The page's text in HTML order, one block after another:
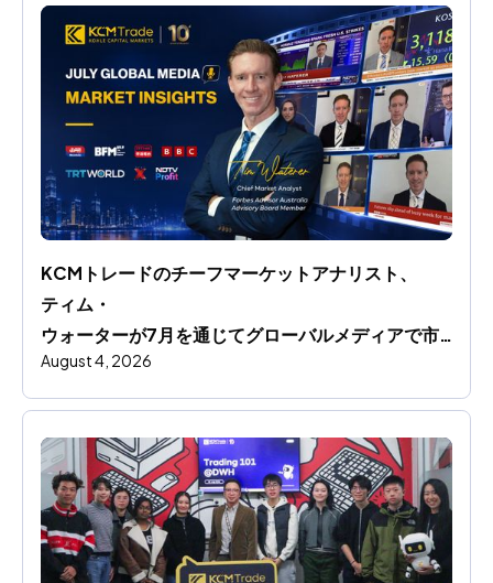
KCMトレードのチーフマーケットアナリスト、
ティム・
ウォーターが7月を通じてグローバルメディアで市
場洞察を共有します
August 4, 2026